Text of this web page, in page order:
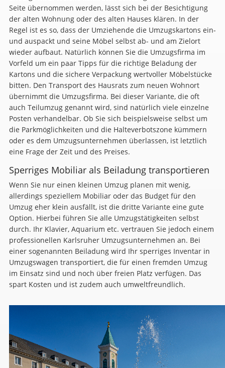
Seite übernommen werden, lässt sich bei der Besichtigung
der alten Wohnung oder des alten Hauses klären. In der
Regel ist es so, dass der Umziehende die Umzugskartons ein-
und auspackt und seine Möbel selbst ab- und am Zielort
wieder aufbaut. Natürlich können Sie die Umzugsfirma im
Vorfeld um ein paar Tipps für die richtige Beladung der
Kartons und die sichere Verpackung wertvoller Möbelstücke
bitten. Den Transport des Hausrats zum neuen Wohnort
übernimmt die Umzugsfirma. Bei dieser Variante, die oft
auch Teilumzug genannt wird, sind natürlich viele einzelne
Posten verhandelbar. Ob Sie sich beispielsweise selbst um
die Parkmöglichkeiten und die Halteverbotszone kümmern
oder es dem Umzugsunternehmen überlassen, ist letztlich
eine Frage der Zeit und des Preises.
Sperriges Mobiliar als Beiladung transportieren
Wenn Sie nur einen kleinen Umzug planen mit wenig,
allerdings speziellem Mobiliar oder das Budget für den
Umzug eher klein ausfällt, ist die dritte Variante eine gute
Option. Hierbei führen Sie alle Umzugstätigkeiten selbst
durch. Ihr Klavier, Aquarium etc. vertrauen Sie jedoch einem
professionellen Karlsruher Umzugsunternehmen an. Bei
einer sogenannten Beiladung wird Ihr sperriges Inventar in
Umzugswagen transportiert, die für einen fremden Umzug
im Einsatz sind und noch über freien Platz verfügen. Das
spart Kosten und ist zudem auch umweltfreundlich.